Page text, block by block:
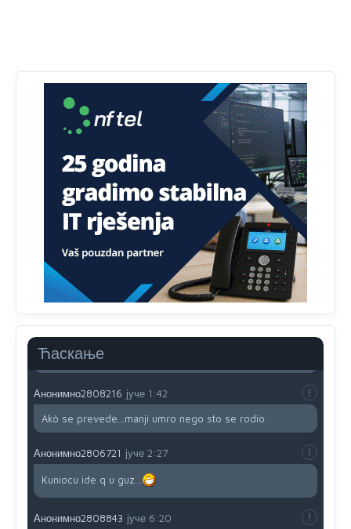
Ћаскање
slabije.Izzivota iskljuci tri stvari uvredu,neznanje i
dok si ziv gaji tri stvari dobrotu,pamet i
prijateljstvo!!
Анонимно2806721
791 BiH nije priznala Kosovo kao nezavisnu državu jer
genocidna tvorevina pravi smetnju a recimo Srbija je
davnopriznala.Nasvakom proizvodu iz Srbije stoji -
uvoznik za Kosovo
Анонимно2806721
12:45
Sve i da se nekim čudom vojska Srbije "vrati" na
Kosovo-kome će se vratiti? Gdje je dobrodošla i koga
da brani? A imamo vojsku Kosova kojoj želimo svako
dobro i da se što bolje opreme
i mi tebi želimo dug život i tešku bolest
Анонимно2808216 јуче 1:42
Akò se prevede...manji umro nego sto se rodio.
Анонимно2806721 јуче 2:27
Kuniocu ide q u guz...
Анонимно2808843 јуче 6:20